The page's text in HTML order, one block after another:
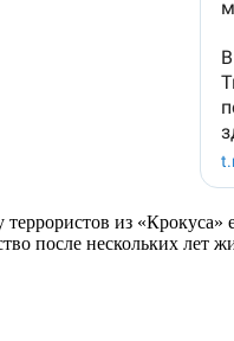
террористов из
после нескольких лет